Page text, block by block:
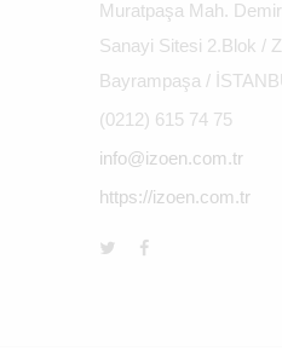
Muratpaşa Mah.
Sanayi Sitesi 2.Blok /
Bayrampaşa /
(0212) 615 74 75
info@izoen.com.tr
https://izoen.com.tr